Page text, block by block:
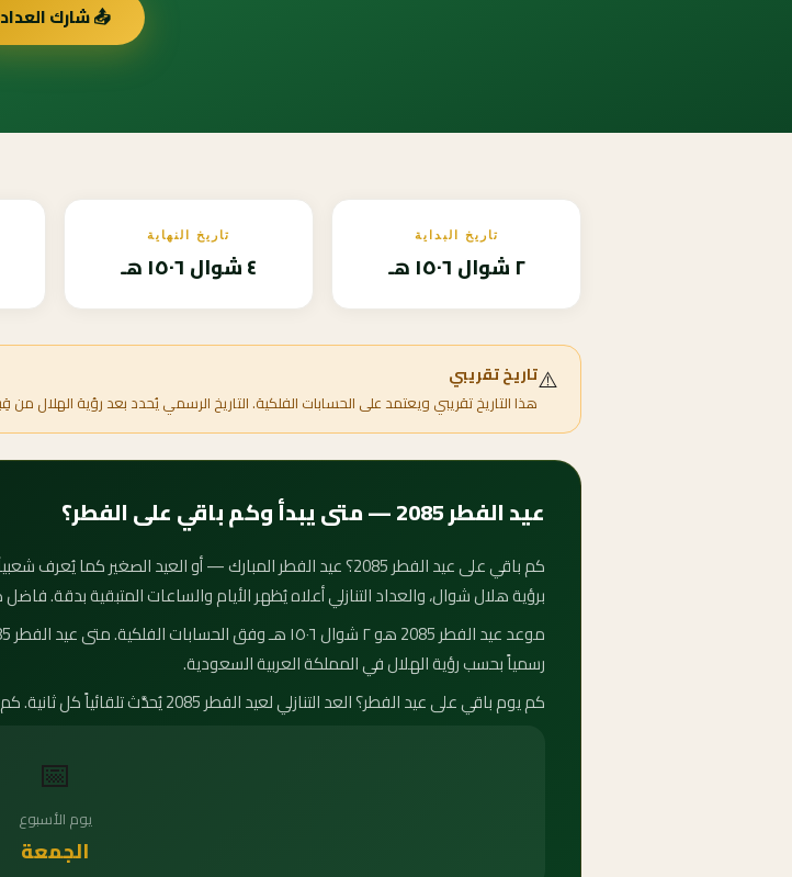
📤 شارك العداد
تاريخ البداية
٢ شوال ١٥٠٦ هـ
تاريخ النهاية
٤ شوال ١٥٠٦ هـ
⚠️تاريخ تقريبي
هذا التاريخ تقريبي ويعتمد على الحسابات الفلكية. التاريخ الرسمي يُحدد بعد رؤية الهلال
عيد الفطر 2085 — متى يبدأ وكم باقي على الفطر؟
برؤية هلال شوال، والعداد التنازلي أعلاه يُظهر الأيام والساعات المتبقية بدقة.
رسمياً بحسب رؤية الهلال في المملكة العربية السعودية.
كم يوم باقي على عيد الفطر؟ العد التنازلي لعيد الفطر 2085 يُحدَّث تلقائياً كل ثانية. كم باقي لعيد الفطر يمكنك معرفته بدقة من العداد أعلاه.
📅
يوم الأسبوع
الجمعة